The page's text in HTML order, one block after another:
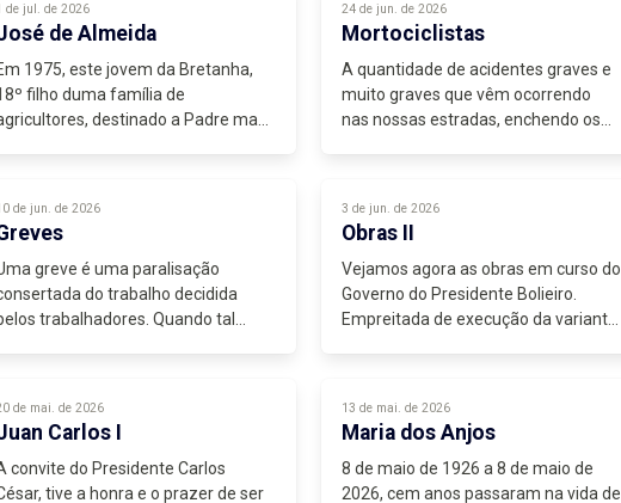
suficiente para não...
de jul. de 2026
de Almeida
1975, este jovem da Bretanha,
filho duma família de
destinado a Padre mas
24 de jun. de 2026
Mortociclistas
A quantidade de acidentes graves e
muito graves que vêm ocorrendo
nas nossas estradas, enchendo os
de jun. de 2026
greve é uma paralisação
do trabalho decidida
trabalhadores. Quando tal
obrigarem...
3 de jun. de 2026
Obras II
Vejamos agora as obras em curso do
Governo do Presidente Bolieiro.
Empreitada de execução da variante
de mai. de 2026
Carlos I
convite do Presidente Carlos
tive a honra e o prazer de ser
13 de mai. de 2026
Maria dos Anjos
8 de maio de 1926 a 8 de maio de
2026, cem anos passaram na vida de